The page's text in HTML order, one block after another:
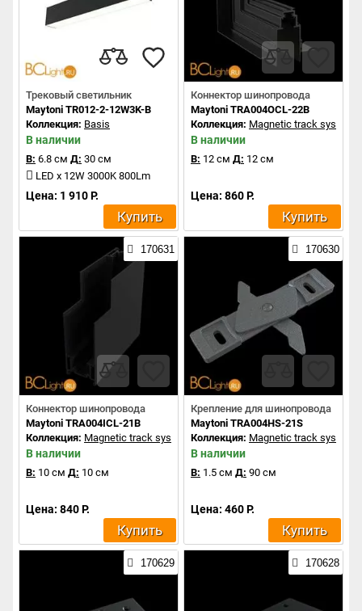
Трековый светильник
Maytoni TR012-2-12W3K-B
Коллекция: Basis
В наличии
В: 6.8 см Д: 30 см
LED x 12W 3000K 800Lm
Цена: 1 910 Р.
Купить
Коннектор шинопровода
Maytoni TRA004OCL-22B
Коллекция: Magnetic track system
В наличии
В: 12 см Д: 12 см
Цена: 860 Р.
Купить
170631
Коннектор шинопровода
Maytoni TRA004ICL-21B
Коллекция: Magnetic track system
В наличии
В: 10 см Д: 10 см
Цена: 840 Р.
Купить
170630
Крепление для шинопровода
Maytoni TRA004HS-21S
Коллекция: Magnetic track system
В наличии
В: 1.5 см Д: 90 см
Цена: 460 Р.
Купить
170629 170628